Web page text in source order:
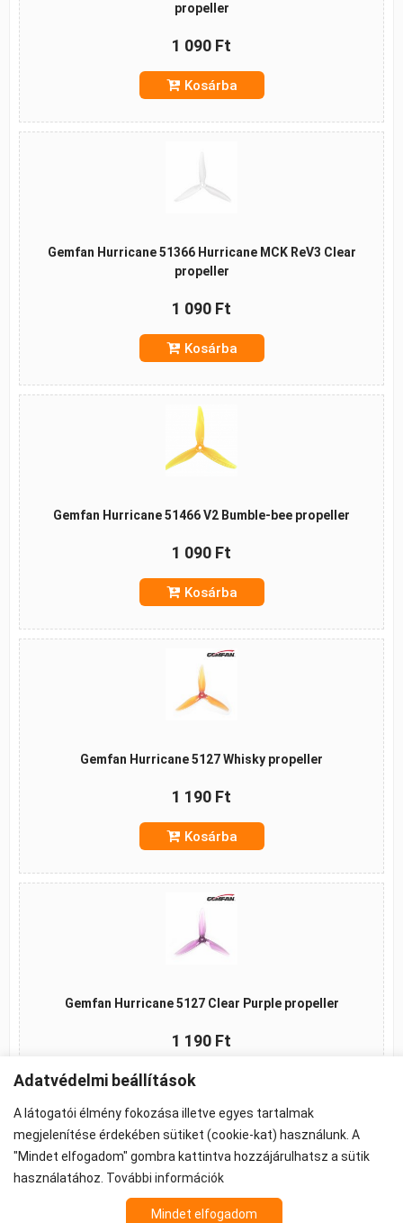
propeller
1 090 Ft
Kosárba
Gemfan Hurricane 51366 Hurricane MCK ReV3 Clear
propeller
1 090 Ft
Kosárba
Gemfan Hurricane 51466 V2 Bumble-bee propeller
1 090 Ft
Kosárba
Gemfan Hurricane 5127 Whisky propeller
1 190 Ft
Kosárba
Gemfan Hurricane 5127 Clear Purple propeller
1 190 Ft
Kosárba
©2026 -ÁSZF -Adatkezelés-
Az árak 27% ÁFA-t tartalmaznak.
Adatvédelmi beállítások
A látogatói élmény fokozása illetve egyes tartalmak
megjelenítése érdekében sütiket (cookie-kat) használunk. A
"Mindet elfogadom" gombra kattintva hozzájárulhatsz a sütik
használatához. További információk
Mindet elfogadom